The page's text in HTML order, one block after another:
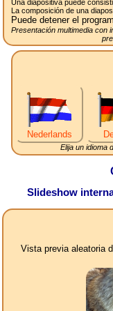
Una diapositiva puede
La composición de una
Puede detener el
Presentación multimedia con
Nederlands
Elija un idioma
Slideshow
Vista previa aleatoria